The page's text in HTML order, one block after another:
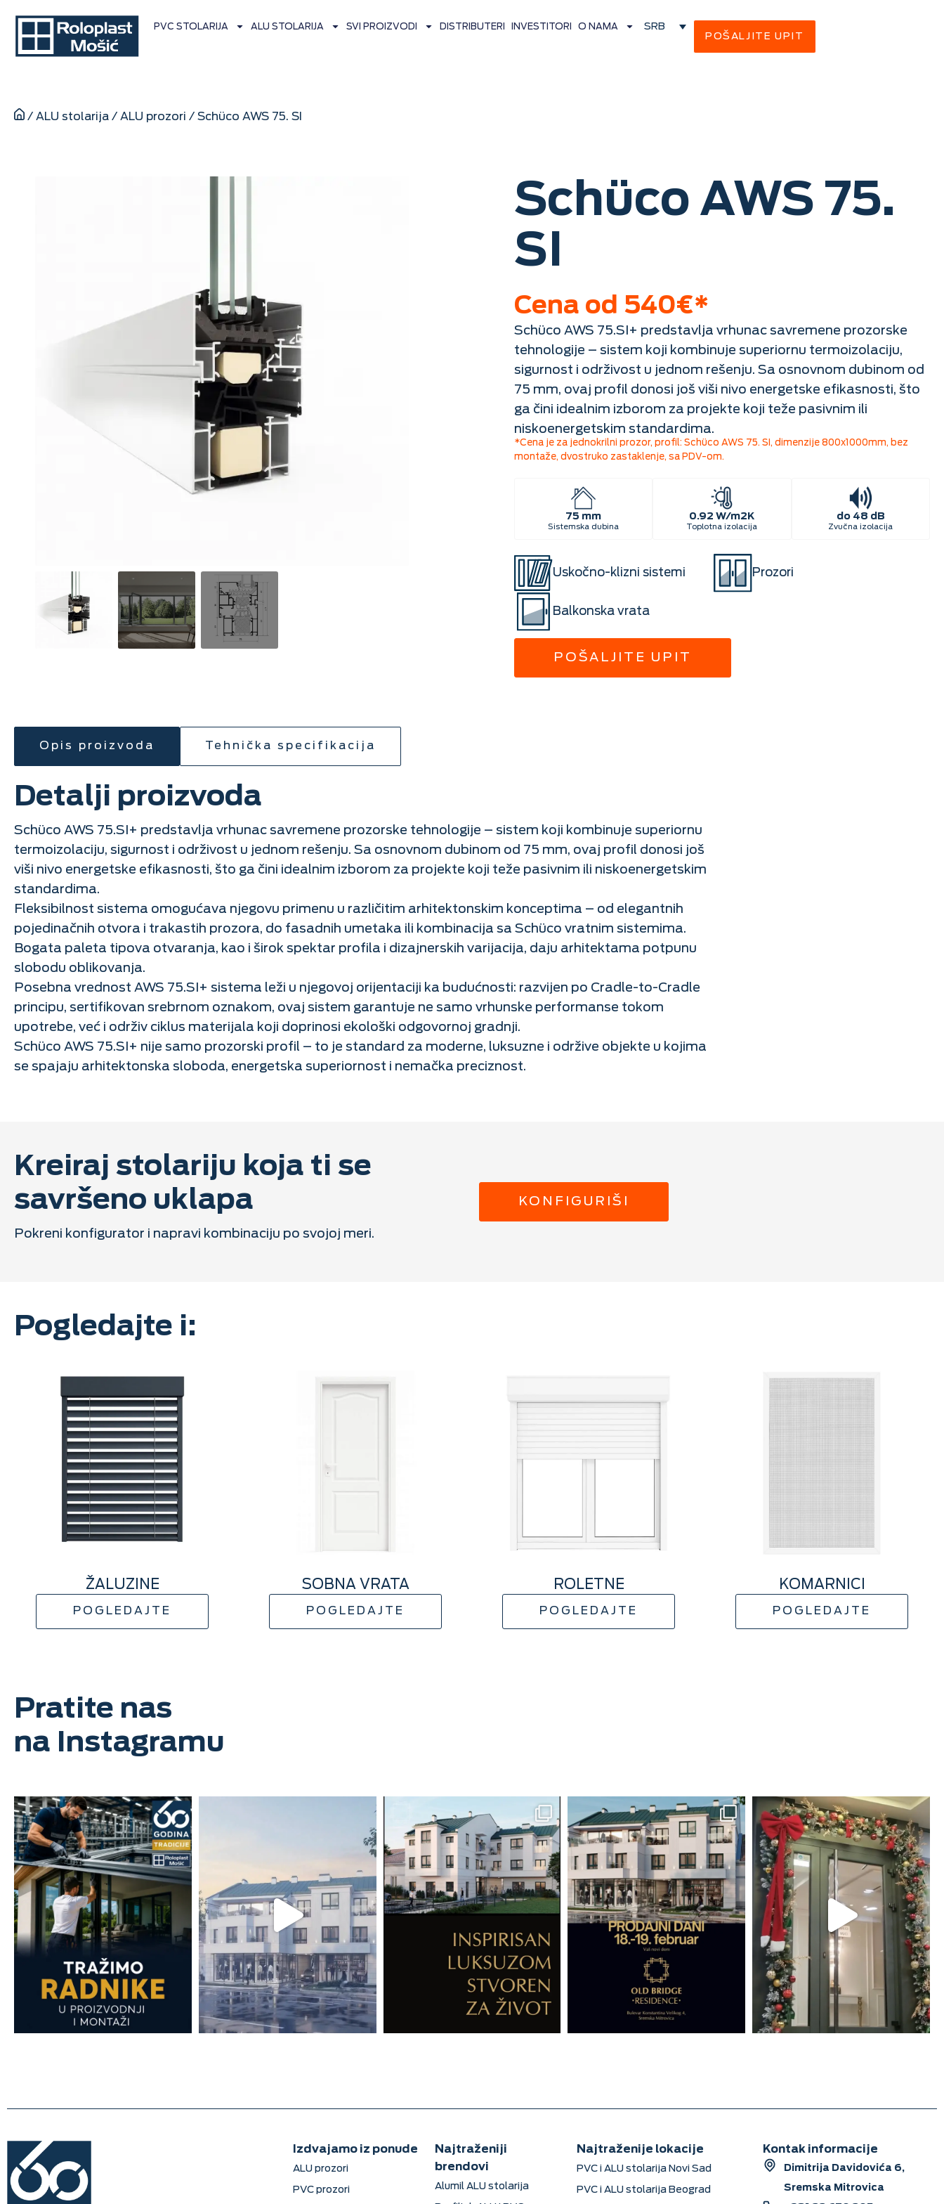
PVC STOLARIJA ALU STOLARIJA SVI PROIZVODI DISTRIBUTERI INVESTITORI O NAMA
SRB
POŠALJITE UPIT
/ ALU stolarija / ALU prozori / Schüco AWS 75. SI
Schüco AWS 75.
SI
Cena od 540€*
Schüco AWS 75.SI+ predstavlja vrhunac savremene prozorske
tehnologije – sistem koji kombinuje superiornu termoizolaciju,
sigurnost i održivost u jednom rešenju. Sa osnovnom dubinom od
75 mm, ovaj profil donosi još viši nivo energetske efikasnosti, što
ga čini idealnim izborom za projekte koji teže pasivnim ili
niskoenergetskim standardima.
*Cena je za jednokrilni prozor, profil: Schüco AWS 75. SI, dimenzije 800x1000mm, bez
montaže, dvostruko zastaklenje, sa PDV-om.
75 mm
Sistemska dubina
0.92 W/m2K
Toplotna izolacija
do 48 dB
Zvučna izolacija
Uskočno-klizni sistemi Prozori
Balkonska vrata
POŠALJITE UPIT
Opis proizvoda Tehnička specifikacija
Detalji proizvoda
Schüco AWS 75.SI+ predstavlja vrhunac savremene prozorske tehnologije – sistem koji kombinuje superiornu
termoizolaciju, sigurnost i održivost u jednom rešenju. Sa osnovnom dubinom od 75 mm, ovaj profil donosi još
viši nivo energetske efikasnosti, što ga čini idealnim izborom za projekte koji teže pasivnim ili niskoenergetskim
standardima.
Fleksibilnost sistema omogućava njegovu primenu u različitim arhitektonskim konceptima – od elegantnih
pojedinačnih otvora i trakastih prozora, do fasadnih umetaka ili kombinacija sa Schüco vratnim sistemima.
Bogata paleta tipova otvaranja, kao i širok spektar profila i dizajnerskih varijacija, daju arhitektama potpunu
slobodu oblikovanja.
Posebna vrednost AWS 75.SI+ sistema leži u njegovoj orijentaciji ka budućnosti: razvijen po Cradle-to-Cradle
principu, sertifikovan srebrnom oznakom, ovaj sistem garantuje ne samo vrhunske performanse tokom
upotrebe, već i održiv ciklus materijala koji doprinosi ekološki odgovornoj gradnji.
Schüco AWS 75.SI+ nije samo prozorski profil – to je standard za moderne, luksuzne i održive objekte u kojima
se spajaju arhitektonska sloboda, energetska superiornost i nemačka preciznost.
Kreiraj stolariju koja ti se
savršeno uklapa
Pokreni konfigurator i napravi kombinaciju po svojoj meri.
KONFIGURIŠI
Pogledajte i:
ŽALUZINE
POGLEDAJTE
SOBNA VRATA
POGLEDAJTE
ROLETNE
POGLEDAJTE
KOMARNICI
POGLEDAJTE
Pratite nas
na Instagramu
Izdvajamo iz ponude
ALU prozori
PVC prozori
Najtraženiji
brendovi
Alumil ALU stolarija
Najtraženije lokacije
PVC i ALU stolarija Novi Sad
PVC i ALU stolarija Beograd
Kontak informacije
Dimitrija Davidovića 6,
Sremska Mitrovica